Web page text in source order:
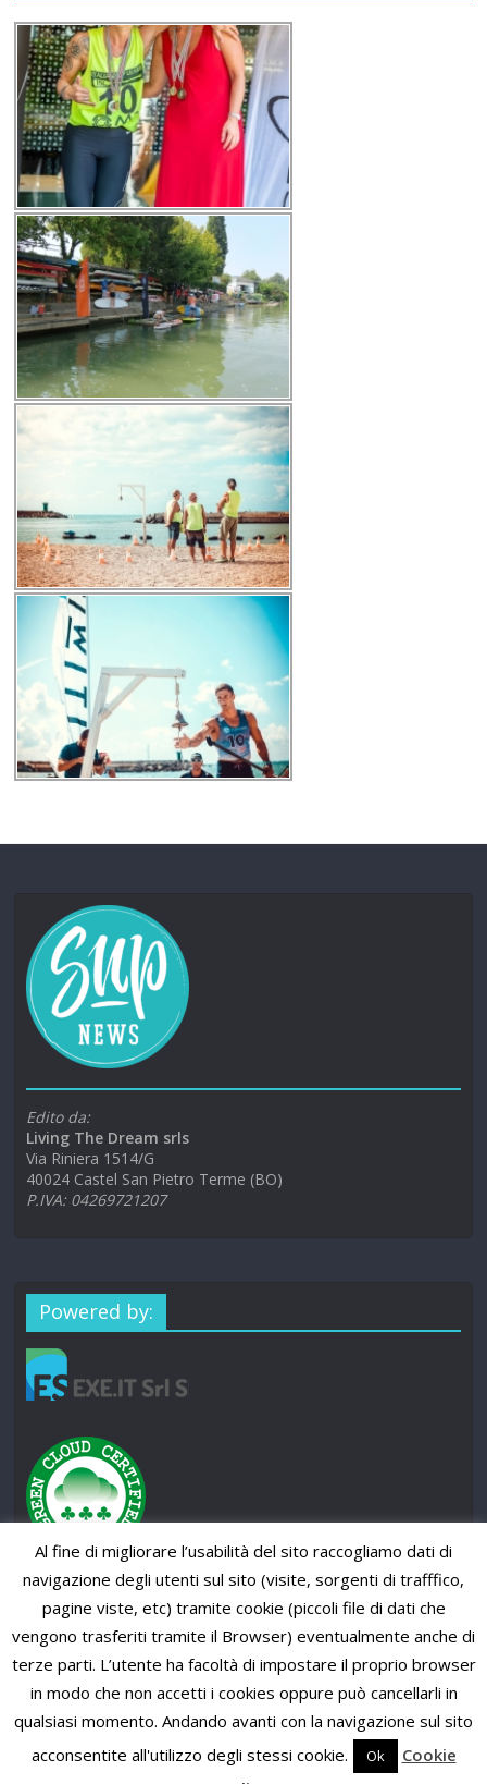
Edito da:
Living The Dream srls
Via Riniera 1514/G
40024 Castel San Pietro Terme (BO)
P.IVA: 04269721207
Powered by:
Copyright © 2026SUP News Magazine. All rights reserved.
Theme: ColorMag Pro byThemeGrill. Powered byWordPress
Al fine di migliorare l’usabilità del sito raccogliamo dati di
navigazione degli utenti sul sito (visite, sorgenti di trafffico,
pagine viste, etc) tramite cookie (piccoli file di dati che
vengono trasferiti tramite il Browser) eventualmente anche di
terze parti. L’utente ha facoltà di impostare il proprio browser
in modo che non accetti i cookies oppure può cancellarli in
qualsiasi momento. Andando avanti con la navigazione sul sito
acconsentite all'utilizzo degli stessi cookie.
Ok
Cookie